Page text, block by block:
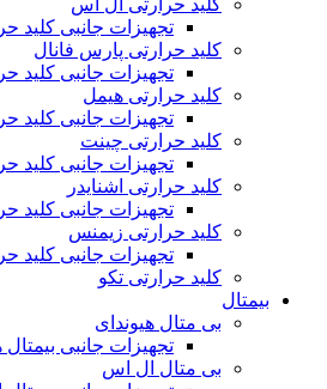
تجهیزات جانبی کلید
کلید حرارتی پارس فانال
تجهیزات جانبی کلید
کلید حرارتی هیمل
تجهیزات جانبی کلید
کلید حرارتی چینت
تجهیزات جانبی کلید
کلید حرارتی اشنایدر
تجهیزات جانبی کلید
کلید حرارتی زیمنس
تجهیزات جانبی کلید
کلید حرارتی تکو
بیمتال
بی متال هیوندای
تجهیزات جانبی بیمتال
بی متال ال اس